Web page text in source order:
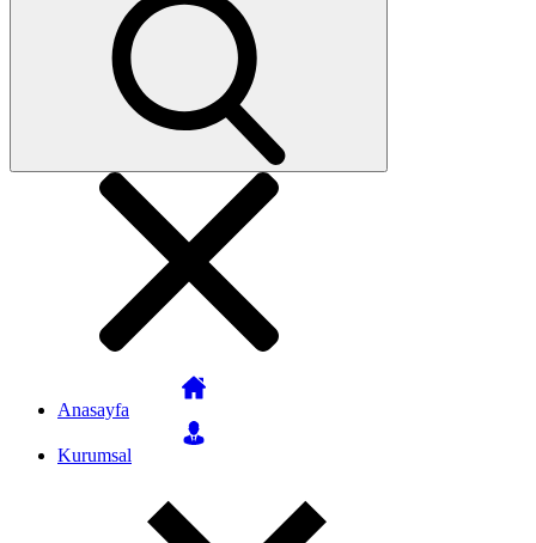
Anasayfa
Kurumsal